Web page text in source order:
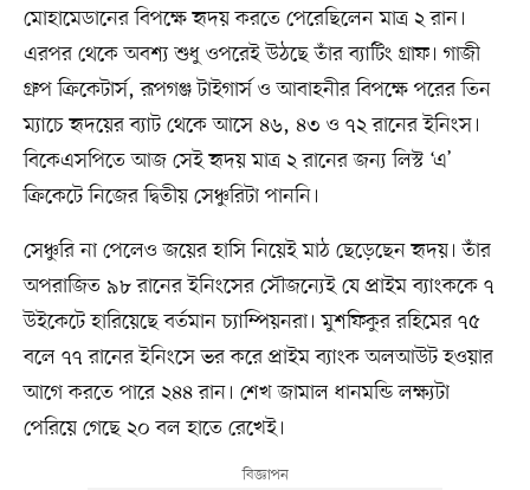
মোহামেডানের বিপক্ষে হৃদয় করতে পেরেছিলেন মাত্র ২ রান।
এরপর থেকে অবশ্য শুধু ওপরেই উঠছে তাঁর ব্যাটিং গ্রাফ। গাজী
গ্রুপ ক্রিকেটার্স, রূপগঞ্জ টাইগার্স ও আবাহনীর বিপক্ষে পরের তিন
ম্যাচে হৃদয়ের ব্যাট থেকে আসে ৪৬, ৪৩ ও ৭২ রানের ইনিংস।
বিকেএসপিতে আজ সেই হৃদয় মাত্র ২ রানের জন্য লিস্ট ‘এ’
ক্রিকেটে নিজের দ্বিতীয় সেঞ্চুরিটা পাননি।
সেঞ্চুরি না পেলেও জয়ের হাসি নিয়েই মাঠ ছেড়েছেন হৃদয়। তাঁর
অপরাজিত ৯৮ রানের ইনিংসের সৌজন্যেই যে প্রাইম ব্যাংককে ৭
উইকেটে হারিয়েছে বর্তমান চ্যাম্পিয়নরা। মুশফিকুর রহিমের ৭৫
বলে ৭৭ রানের ইনিংসে ভর করে প্রাইম ব্যাংক অলআউট হওয়ার
আগে করতে পারে ২৪৪ রান। শেখ জামাল ধানমন্ডি লক্ষ্যটা
পেরিয়ে গেছে ২০ বল হাতে রেখেই।